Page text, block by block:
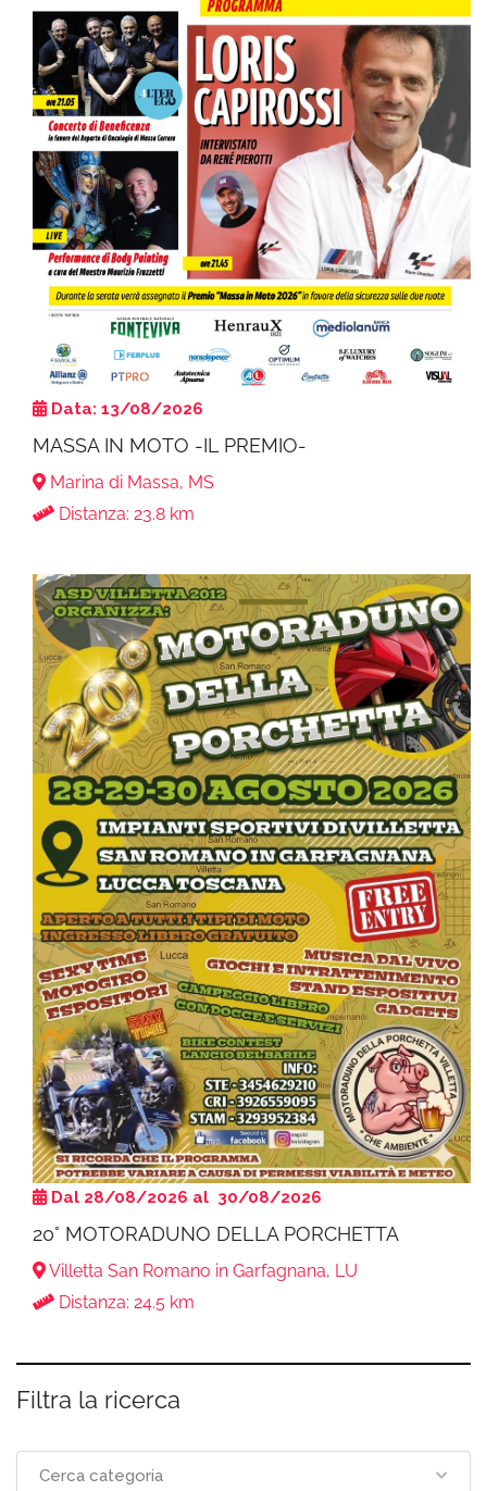
Data: 13/08/2026
MASSA IN MOTO -IL PREMIO-
Marina di Massa, MS
Distanza: 23.8 km
Dal 28/08/2026 al 30/08/2026
20° MOTORADUNO DELLA PORCHETTA
Villetta San Romano in Garfagnana, LU
Distanza: 24.5 km
Filtra la ricerca
Cerca categoria